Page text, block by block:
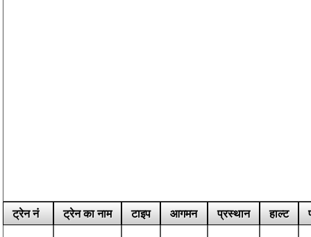
ट्रेन नं ट्रेन का नाम टाइप आगमन प्रस्थान हाल्ट